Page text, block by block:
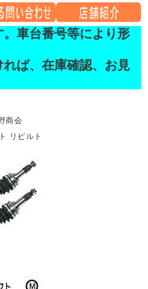
車台番号等により形
ば、在庫確認、お見
商会
リビルト